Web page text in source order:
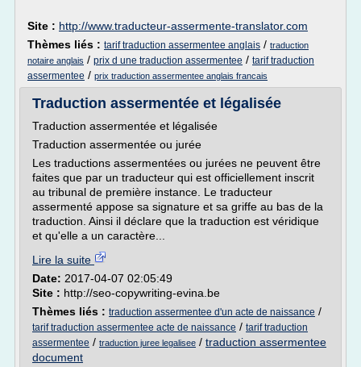
Site : http://www.traducteur-assermente-translator.com
Thèmes liés : tarif traduction assermentee anglais / traduction
notaire anglais / prix d une traduction assermentee / tarif traduction
assermentee / prix traduction assermentee anglais francais
Traduction assermentée et légalisée
Traduction assermentée et légalisée
Traduction assermentée ou jurée
Les traductions assermentées ou jurées ne peuvent être
faites que par un traducteur qui est officiellement inscrit
au tribunal de première instance. Le traducteur
assermenté appose sa signature et sa griffe au bas de la
traduction. Ainsi il déclare que la traduction est véridique
et qu'elle a un caractère...
Lire la suite
Date: 2017-04-07 02:05:49
Site : http://seo-copywriting-evina.be
Thèmes liés : traduction assermentee d'un acte de naissance /
tarif traduction assermentee acte de naissance / tarif traduction
assermentee / traduction juree legalisee / traduction assermentee
document